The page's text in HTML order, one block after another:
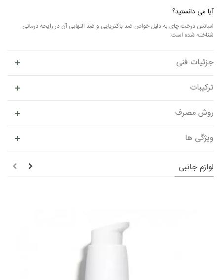
آیا می دانستید؟
اسانس درخت چای به دلیل خواص ضد باکتریایی و ضد التهابی آن در رایحه درمانی
شناخته شده است.
جزئیات فنی
ترکیبات
روش مصرف
ویژگی ها
لوازم جانبی